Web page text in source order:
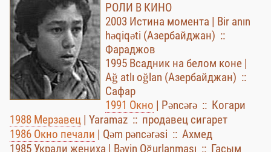
РОЛИ В КИНО
2003 Истина момента | Bir anın
həqiqəti (Азербайджан) ::
Фараджов
1995 Всадник на белом коне |
Ağ atlı oğlan (Азербайджан) ::
Сафар
1991 Окно | Pəncərə :: Когари
1988 Мерзавец | Yaramaz :: продавец сигарет
1986 Окно печали | Qəm pəncərəsi :: Ахмед
1985 Украли жениха | Bəyin Oğurlanması :: Гасым